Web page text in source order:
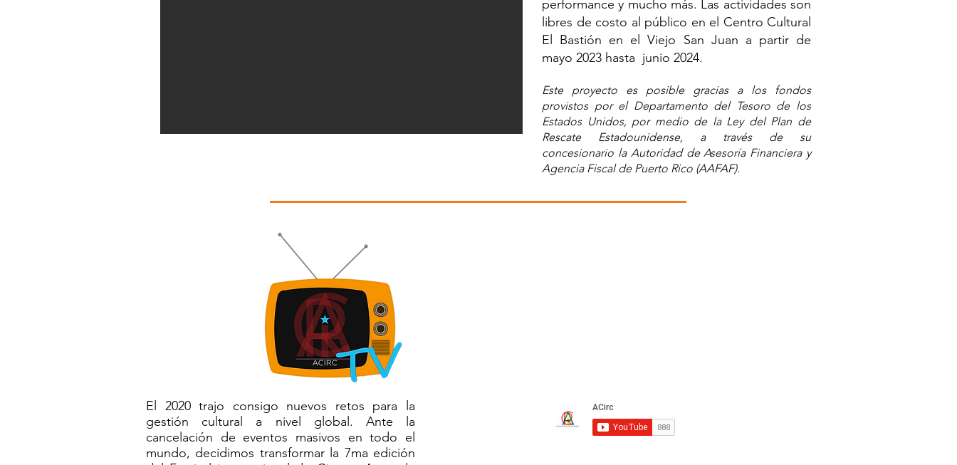
performance y mucho más. Las actividades son
libres de costo al público en el Centro Cultural
El Bastión en el Viejo San Juan a partir de
mayo 2023 hasta junio 2024.
Este proyecto es posible gracias a los fondos
provistos por el Departamento del Tesoro de los
Estados Unidos, por medio de la Ley del Plan de
Rescate Estadounidense, a través de su
concesionario la Autoridad de Asesoría Financiera y
Agencia Fiscal de Puerto Rico (AAFAF).
El 2020 trajo consigo nuevos retos para la
gestión cultural a nivel global. Ante la
cancelación de eventos masivos en todo el
mundo, decidimos transformar la 7ma edición